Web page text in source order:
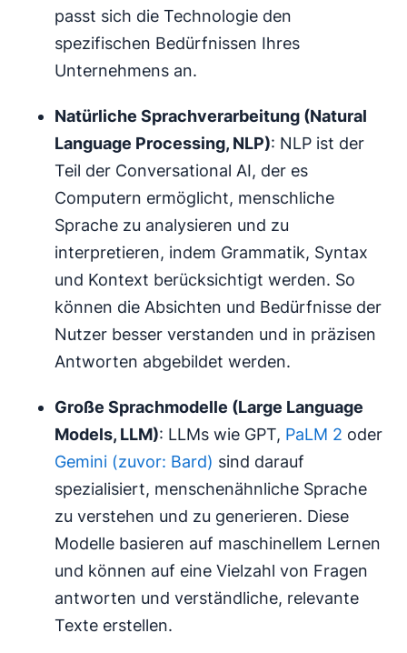
passt sich die Technologie den
spezifischen Bedürfnissen Ihres
Unternehmens an.
Natürliche Sprachverarbeitung (Natural
Language Processing, NLP): NLP ist der
Teil der Conversational AI, der es
Computern ermöglicht, menschliche
Sprache zu analysieren und zu
interpretieren, indem Grammatik, Syntax
und Kontext berücksichtigt werden. So
können die Absichten und Bedürfnisse der
Nutzer besser verstanden und in präzisen
Antworten abgebildet werden.
Große Sprachmodelle (Large Language
Models, LLM): LLMs wie GPT, PaLM 2 oder
Gemini (zuvor: Bard) sind darauf
spezialisiert, menschenähnliche Sprache
zu verstehen und zu generieren. Diese
Modelle basieren auf maschinellem Lernen
und können auf eine Vielzahl von Fragen
antworten und verständliche, relevante
Texte erstellen.